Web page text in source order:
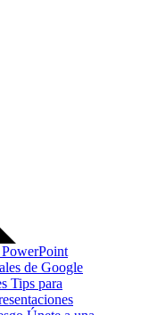
de Google
Tips para